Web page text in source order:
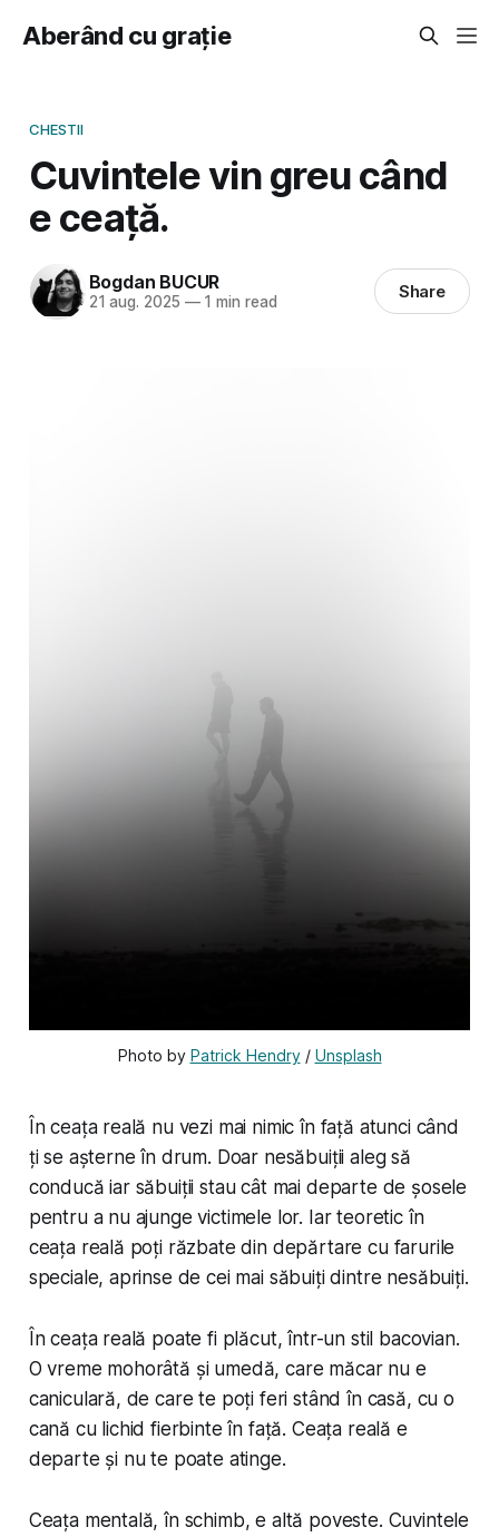
Aberând cu grație
CHESTII
Cuvintele vin greu când
e ceață.
Bogdan BUCUR
21 aug. 2025 —1 min read Share
Photo by Patrick Hendry / Unsplash
În ceața reală nu vezi mai nimic în față atunci când
ți se așterne în drum. Doar nesăbuiții aleg să
conducă iar săbuiții stau cât mai departe de șosele
pentru a nu ajunge victimele lor. Iar teoretic în
ceața reală poți răzbate din depărtare cu farurile
speciale, aprinse de cei mai săbuiți dintre nesăbuiți.
În ceața reală poate fi plăcut, într-un stil bacovian.
O vreme mohorâtă și umedă, care măcar nu e
caniculară, de care te poți feri stând în casă, cu o
cană cu lichid fierbinte în față. Ceața reală e
departe și nu te poate atinge.
Ceața mentală, în schimb, e altă poveste. Cuvintele